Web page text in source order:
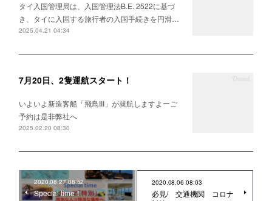
タイ入国管理局は、入国管理法B.E. 2522に基づ
き、タイに入国する旅行者の入国手続きを円滑…
2025.04.21 04:34
7月20日、2隻運航スタート！
いよいよ新造客船「飛鳥III」が就航しますよーご
予約は是非弊社へ
2025.02.20 08:30
2020.08.27 08:52
Special time！
2020.08.06 08:03
必見/ 交通機関 コロナ